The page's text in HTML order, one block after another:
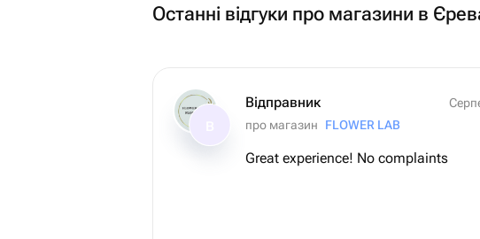
Останні відгуки про магазини в
Відправник
про магазин
FLOWER LAB
Great experience! No complaints